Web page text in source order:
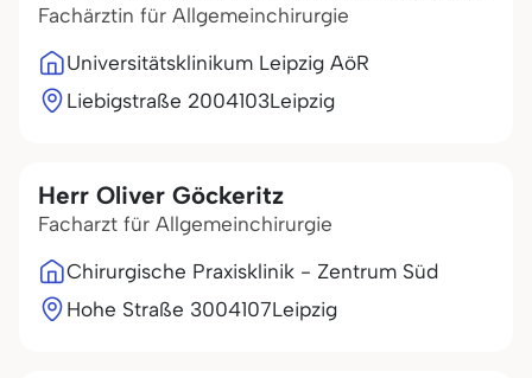
Fachärztin für Allgemeinchirurgie
Universitätsklinikum Leipzig AöR
Liebigstraße 2004103Leipzig
Herr Oliver Göckeritz
Facharzt für Allgemeinchirurgie
Chirurgische Praxisklinik - Zentrum Süd
Hohe Straße 3004107Leipzig